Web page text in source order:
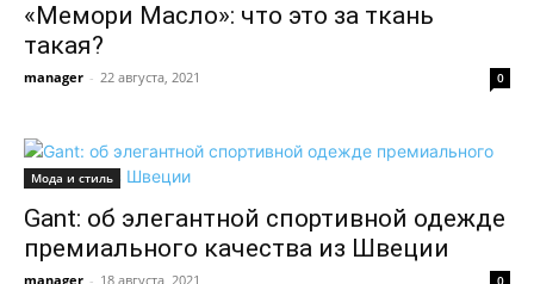
«Мемори Масло»: что это за ткань
такая?
manager - 22 августа, 2021 0
Мода и стиль
Gant: об элегантной спортивной одежде
премиального качества из Швеции
manager - 18 августа, 2021 0